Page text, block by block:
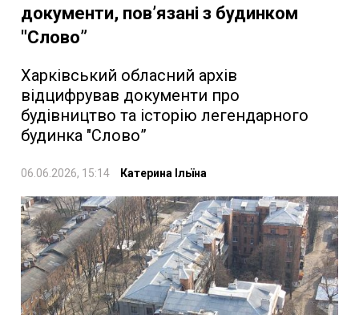
документи, пов’язані з будинком
"Слово”
Харківський обласний архів
відцифрував документи про
будівництво та історію легендарного
будинка "Слово”
06.06.2026, 15:14 Катерина Ільїна